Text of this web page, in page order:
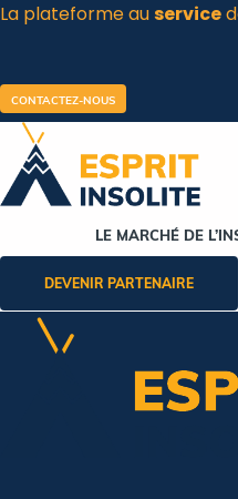
Aller
contenu
La plateforme auservice
CONTACTEZ-NOUS
LE MARCHÉ DE
DEVENIR PARTENAIRE